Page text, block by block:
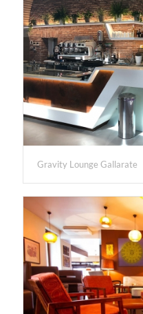
Gravity Lounge Gallarate